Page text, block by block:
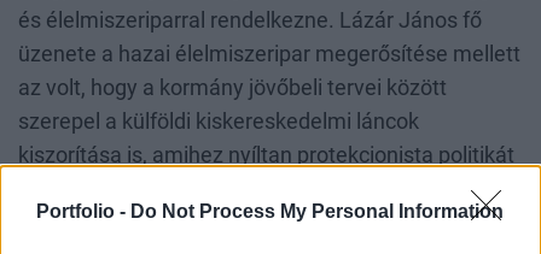
Portfolio - Do Not Process My Personal Information
és élelmiszeriparral rendelkezne. Lázár János fő
üzenete a hazai élelmiszeripar megerősítése mellett
az volt, hogy a kormány jövőbeli tervei között
szerepel a külföldi kiskereskedelmi láncok
kiszorítása is, amihez nyíltan protekcionista politikát
fognak folytatni. Ebben offenzívnek kell lenni, mert
kell, hogy legyen magyar nemzeti kiskereskedelem,